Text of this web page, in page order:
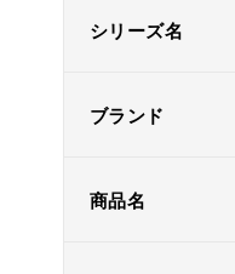
シリーズ名
ブランド
商品名